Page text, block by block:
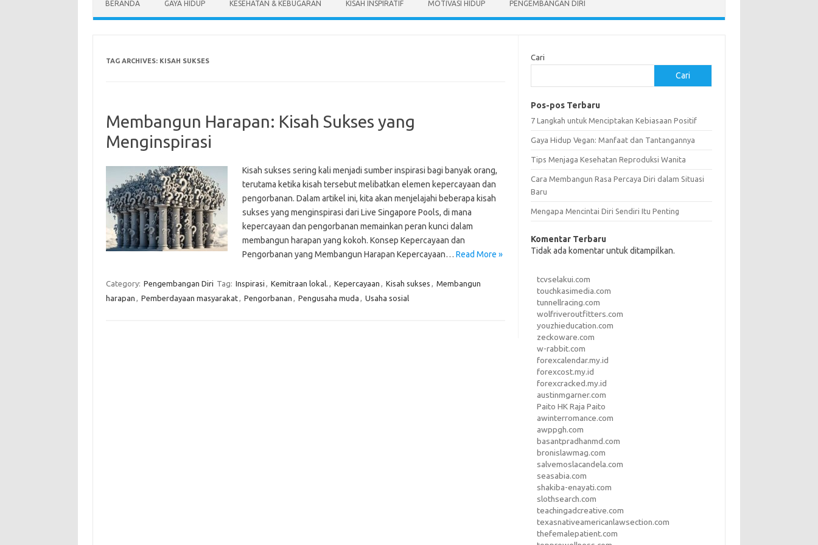
BERANDA GAYA HIDUP KESEHATAN & KEBUGARAN KISAH INSPIRATIF MOTIVASI HIDUP PENGEMBANGAN DIRI
TAG ARCHIVES: KISAH SUKSES
Membangun Harapan: Kisah Sukses yang
Menginspirasi
Kisah sukses sering kali menjadi sumber inspirasi bagi banyak orang,
terutama ketika kisah tersebut melibatkan elemen kepercayaan dan
pengorbanan. Dalam artikel ini, kita akan menjelajahi beberapa kisah
sukses yang menginspirasi dari Live Singapore Pools, di mana
kepercayaan dan pengorbanan memainkan peran kunci dalam
membangun harapan yang kokoh. Konsep Kepercayaan dan
Pengorbanan yang Membangun Harapan Kepercayaan… Read More »
Category: Pengembangan Diri Tag: Inspirasi , Kemitraan lokal. , Kepercayaan , Kisah sukses , Membangun
harapan , Pemberdayaan masyarakat, Pengorbanan , Pengusaha muda , Usaha sosial
Cari
Cari
Pos-pos Terbaru
7 Langkah untuk Menciptakan Kebiasaan Positif
Gaya Hidup Vegan: Manfaat dan Tantangannya
Tips Menjaga Kesehatan Reproduksi Wanita
Cara Membangun Rasa Percaya Diri dalam Situasi
Baru
Mengapa Mencintai Diri Sendiri Itu Penting
Komentar Terbaru
Tidak ada komentar untuk ditampilkan.
tcvselakui.com
touchkasimedia.com
tunnellracing.com
wolfriveroutfitters.com
youzhieducation.com
zeckoware.com
w-rabbit.com
forexcalendar.my.id
forexcost.my.id
forexcracked.my.id
austinmgarner.com
Paito HK Raja Paito
awinterromance.com
awppgh.com
basantpradhanmd.com
bronislawmag.com
salvemoslacandela.com
seasabia.com
shakiba-enayati.com
slothsearch.com
teachingadcreative.com
texasnativeamericanlawsection.com
thefemalepatient.com